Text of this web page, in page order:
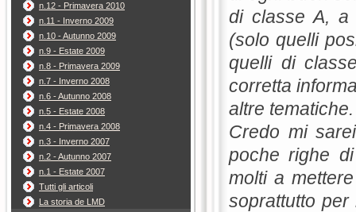
n.12 - Primavera 2010
n.11 - Inverno 2009
n.10 - Autunno 2009
n.9 - Estate 2009
n.8 - Primavera 2009
n.7 - Inverno 2008
n.6 - Autunno 2008
n.5 - Estate 2008
n.4 - Primavera 2008
n.3 - Inverno 2007
n.2 - Autunno 2007
n.1 - Estate 2007
Tutti gli articoli
La storia de LMD
di classe A, a
(solo quelli
quelli di
corretta
altre
Credo mi
poche righe
molti a
soprattutto